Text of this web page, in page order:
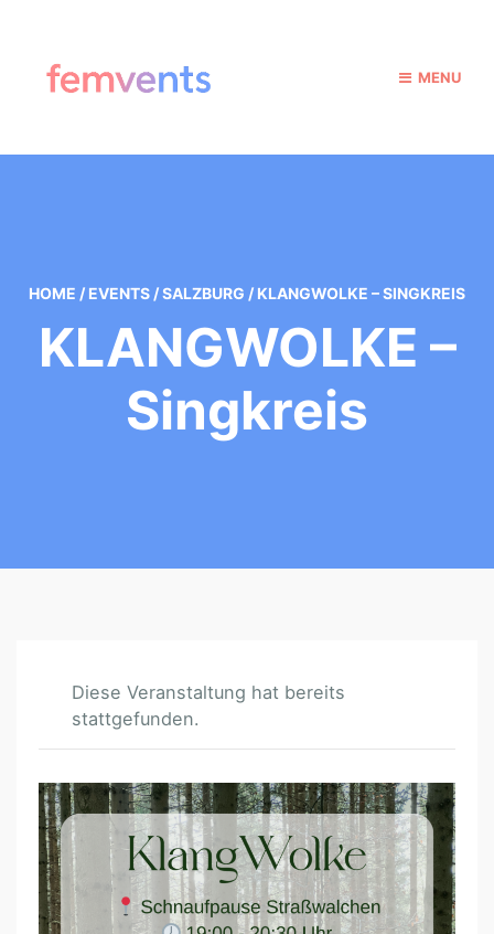
MENU
HOME / EVENTS /SALZBURG / KLANGWOLKE – SINGKREIS
KLANGWOLKE –
Singkreis
Diese Veranstaltung hat bereits
stattgefunden.
K
L
A
N